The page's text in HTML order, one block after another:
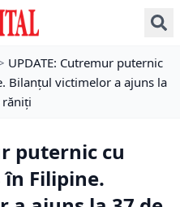
UPDATE: Cutremur puternic
Bilanțul victimelor a ajuns la
puternic cu
Filipine.